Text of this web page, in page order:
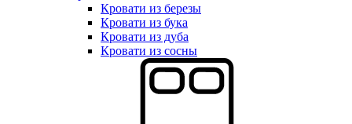
Кровати из березы
Кровати из бука
Кровати из дуба
Кровати из сосны